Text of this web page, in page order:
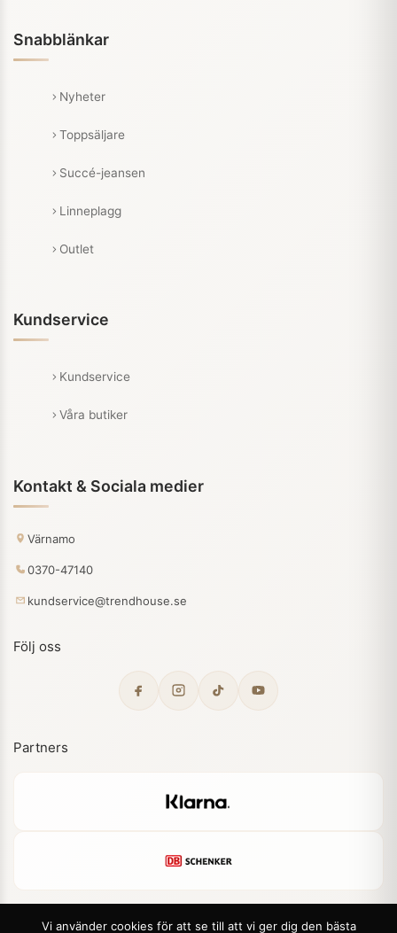
Snabblänkar
Nyheter
Toppsäljare
Succé-jeansen
Linneplagg
Outlet
Kundservice
Kundservice
Våra butiker
Kontakt & Sociala medier
Värnamo
0370-47140
kundservice@trendhouse.se
Följ oss
Partners
Vi använder cookies för att se till att vi ger dig den bästa